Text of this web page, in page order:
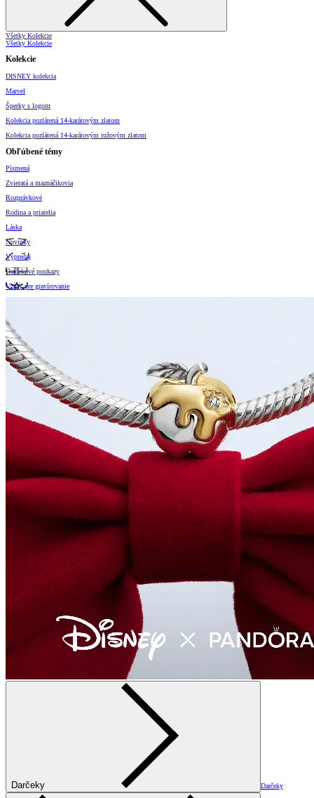
Všetky Kolekcie
Všetky Kolekcie
Kolekcie
DISNEY kolekcia
Marvel
Šperky s logom
Kolekcia pozlátená 14-karátovým zlatom
Kolekcia pozlátená 14-karátovým ružovým zlatom
Obľúbené témy
Písmená
Zvieratá a maznáčikovia
Rozprávkové
Rodina a priatelia
Láska
Novinky
Výpredaj
Darčekové poukazy
Vzory pre gravírovanie
Darčeky Darčeky